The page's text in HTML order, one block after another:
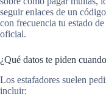
seguir enlaces de un
con frecuencia tu estado
oficial.
¿Qué datos te piden
Los estafadores suelen
incluir: